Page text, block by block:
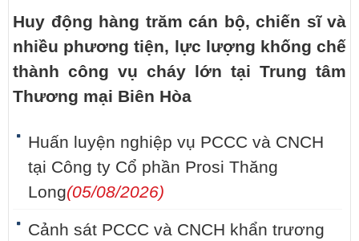
Huy động hàng trăm cán bộ, chiến sĩ và
nhiều phương tiện, lực lượng khống chế
thành công vụ cháy lớn tại Trung tâm
Thương mại Biên Hòa
Huấn luyện nghiệp vụ PCCC và CNCH
tại Công ty Cổ phần Prosi Thăng
Long(05/08/2026)
Cảnh sát PCCC và CNCH khẩn trương